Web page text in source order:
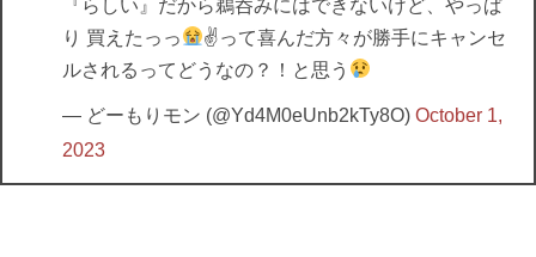
『らしい』だから鵜呑みにはできないけど、やっぱ
り 買えたっっ
✌って喜んだ方々が勝手にキャンセ
ルされるってどうなの？！と思う
— どーもりモン (@Yd4M0eUnb2kTy8O) October 1,
2023